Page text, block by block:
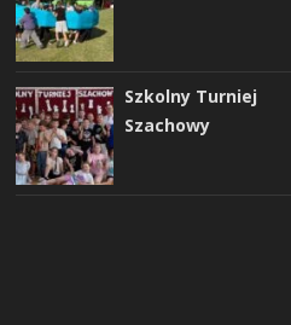
Szkolny Turniej
Szachowy